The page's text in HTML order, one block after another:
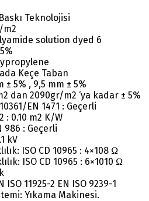
Teknolojisi
m2
solution dyed 6
Keçe Taban
± 5% , 9,5 mm ± 5%
dan 2090gr/m2 ‘ya kadar ± 5%
EN 1471 : Geçerli
: 0.10 m2 K/W
986 : Geçerli
kV
ISO CD 10965 : 4×108 Ω
ISO CD 10965 : 6×1010 Ω
11925-2 EN ISO 9239-1
Yıkama Makinesi.